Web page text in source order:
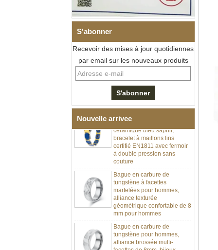
S'abonner
Recevoir des mises à jour quotidiennes
par email sur les nouveaux produits
Nouvelle arrivee
céramique de zircone noire
pour hommes, fermoir
déployant à double poussée
316L, bracelet à maillons
thérapeutiques avec pierres
magnétiques et germanium
intégrées
Bracelet pour femme en acier
céramique bleu saphir,
bracelet à maillons fins
certifié EN1811 avec fermoir
à double pression sans
couture
Bague en carbure de
tungstène à facettes
martelées pour hommes,
alliance texturée
géométrique confortable de 8
mm pour hommes
Bague en carbure de
tungstène pour hommes,
alliance brossée multi-
facettes de 8mm, bijoux
minimalistes à coupe